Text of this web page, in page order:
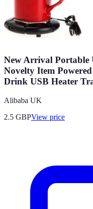
New Arrival Portable
Novelty Item
Drink USB Heater
Alibaba UK
2.5 GBPView price